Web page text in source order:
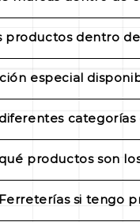
por ofrecer
dentro
categorías
especial
categorías
diferentes
productos son
disponible
si tengo